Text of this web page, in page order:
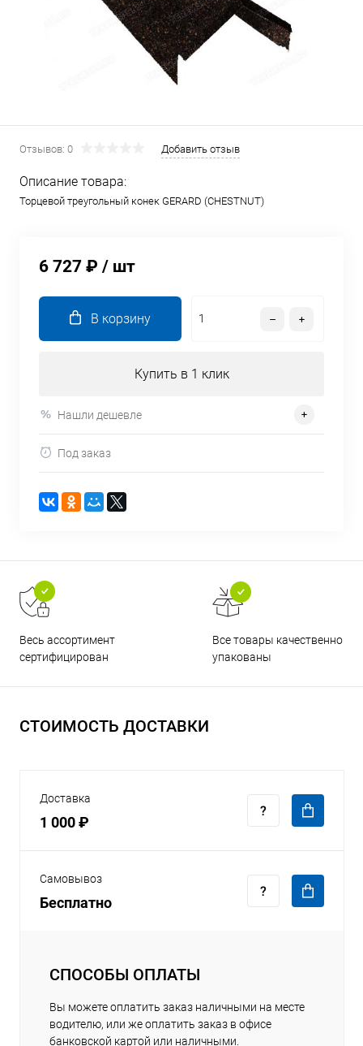
Отзывов: 0 Добавить отзыв
Описание товара:
Торцевой треугольный конек GERARD (CHESTNUT)
6 727 ₽ / шт
В корзину
Купить в 1 клик
Нашли дешевле
Под заказ
Весь ассортимент
сертифицирован
Все товары качественно
упакованы
СТОИМОСТЬ ДОСТАВКИ
Доставка
1 000 ₽
Самовывоз
Бесплатно
СПОСОБЫ ОПЛАТЫ
Вы можете оплатить заказ наличными на месте
водителю, или же оплатить заказ в офисе
банковской картой или наличными.